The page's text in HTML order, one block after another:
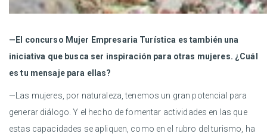
—El concurso Mujer Empresaria Turística es también una
iniciativa que busca ser inspiración para otras mujeres. ¿Cuál
es tu mensaje para ellas?
—Las mujeres, por naturaleza, tenemos un gran potencial para
generar diálogo. Y el hecho de fomentar actividades en las que
estas capacidades se apliquen, como en el rubro del turismo, ha